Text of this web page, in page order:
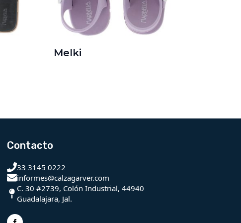
Melki
Contacto
33 3145 0222
informes@calzagarver.com
C. 30 #2739, Colón Industrial, 44940
Guadalajara, Jal.